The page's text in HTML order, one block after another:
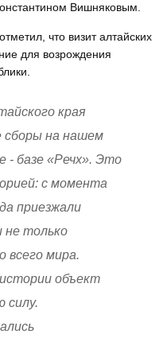
Вишняковым.
отметил, что визит алтайских
для возрождения
края
сборы на нашем
- базе «Речх». Это
с момента
приезжали
не только
всего мира.
объект
силу.